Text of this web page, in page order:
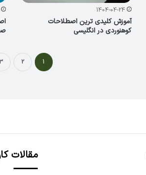
1404-04-24
آموزش کلیدی ترین اصطلاحات
کوهنوردی در انگلیسی
1
2
مقالات